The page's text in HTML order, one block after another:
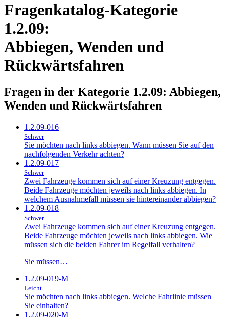
Fragenkatalog-Kategorie
1.2.09:
Abbiegen, Wenden und
Rückwärtsfahren
Fragen in der Kategorie 1.2.09: Abbiegen,
Wenden und Rückwärtsfahren
1.2.09-016
Schwer
Sie möchten nach links abbiegen. Wann müssen Sie auf den
nachfolgenden Verkehr achten?
1.2.09-017
Schwer
Zwei Fahrzeuge kommen sich auf einer Kreuzung entgegen.
Beide Fahrzeuge möchten jeweils nach links abbiegen. In
welchem Ausnahmefall müssen sie hintereinander abbiegen?
1.2.09-018
Schwer
Zwei Fahrzeuge kommen sich auf einer Kreuzung entgegen.
Beide Fahrzeuge möchten jeweils nach links abbiegen. Wie
müssen sich die beiden Fahrer im Regelfall verhalten?
Sie müssen…
1.2.09-019-M
Leicht
Sie möchten nach links abbiegen. Welche Fahrlinie müssen
Sie einhalten?
1.2.09-020-M